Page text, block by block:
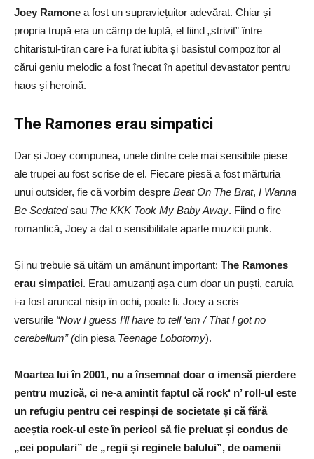
Joey Ramone a fost un supraviețuitor adevărat. Chiar și
propria trupă era un câmp de luptă, el fiind „strivit” între
chitaristul-tiran care i-a furat iubita și basistul compozitor al
cărui geniu melodic a fost înecat în apetitul devastator pentru
haos și heroină.
The Ramones erau simpatici
Dar și Joey compunea, unele dintre cele mai sensibile piese
ale trupei au fost scrise de el. Fiecare piesă a fost mărturia
unui outsider, fie că vorbim despre Beat On The Brat, I Wanna
Be Sedatedsau The KKK Took My Baby Away. Fiind o fire
romantică, Joey a dat o sensibilitate aparte muzicii punk.
Și nu trebuie să uităm un amănunt important: The Ramones
erau simpatici. Erau amuzanți așa cum doar un puști, caruia
i-a fost aruncat nisip în ochi, poate fi. Joey a scris
versurile “Now I guess I’ll have to tell ‘em / That I got no
cerebellum” (din piesa Teenage Lobotomy).
Moartea lui în 2001, nu a însemnat doar o imensă pierdere
pentru muzică, ci ne-a amintit faptul că rock‘ n’ roll-ul este
un refugiu pentru cei respinși de societate și că fără
aceștia rock-ul este în pericol să fie preluat și condus de
„cei populari” de „regii și reginele balului”, de oamenii